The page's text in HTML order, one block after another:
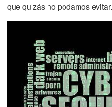
que quizás no podamos evitar.